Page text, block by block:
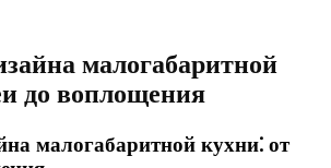
малогабаритной
до воплощения
малогабаритной кухни⁚ от